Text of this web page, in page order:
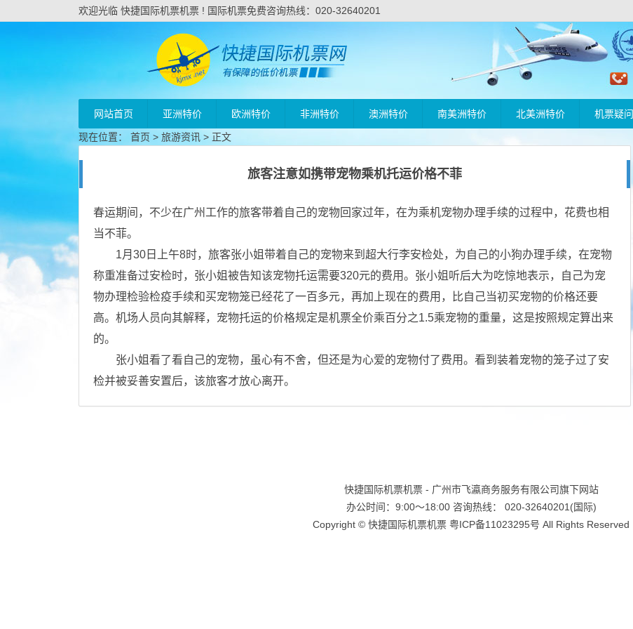
欢迎光临 快捷国际机票机票 ! 国际机票免费咨询热线：020-32640201
网站首页 亚洲特价 欧洲特价 非洲特价 澳洲特价 南美洲特价 北美洲特价 机票疑问
现在位置： 首页 > 旅游资讯 > 正文
旅客注意如携带宠物乘机托运价格不菲
春运期间，不少在广州工作的旅客带着自己的宠物回家过年，在为乘机宠物办理手续的过程中，花费也相
当不菲。
1月30日上午8时，旅客张小姐带着自己的宠物来到超大行李安检处，为自己的小狗办理手续，在宠物
称重准备过安检时，张小姐被告知该宠物托运需要320元的费用。张小姐听后大为吃惊地表示，自己为宠
物办理检验检疫手续和买宠物笼已经花了一百多元，再加上现在的费用，比自己当初买宠物的价格还要
高。机场人员向其解释，宠物托运的价格规定是机票全价乘百分之1.5乘宠物的重量，这是按照规定算出来
的。
张小姐看了看自己的宠物，虽心有不舍，但还是为心爱的宠物付了费用。看到装着宠物的笼子过了安
检并被妥善安置后，该旅客才放心离开。
快捷国际机票机票 - 广州市飞瀛商务服务有限公司旗下网站
办公时间：9:00～18:00 咨询热线： 020-32640201(国际)
Copyright © 快捷国际机票机票 粤ICP备11023295号 All Rights Reserved